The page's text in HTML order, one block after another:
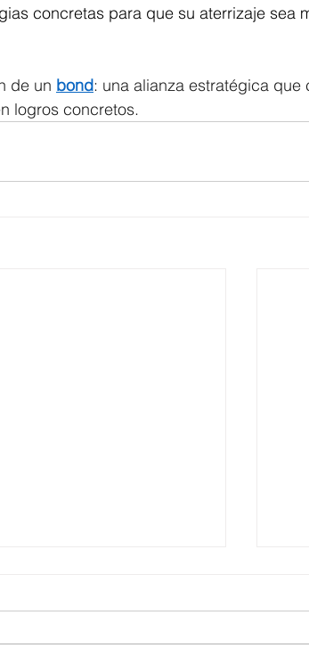
concretas para que su aterrizaje sea
de un bond: una alianza estratégica que
logros concretos.